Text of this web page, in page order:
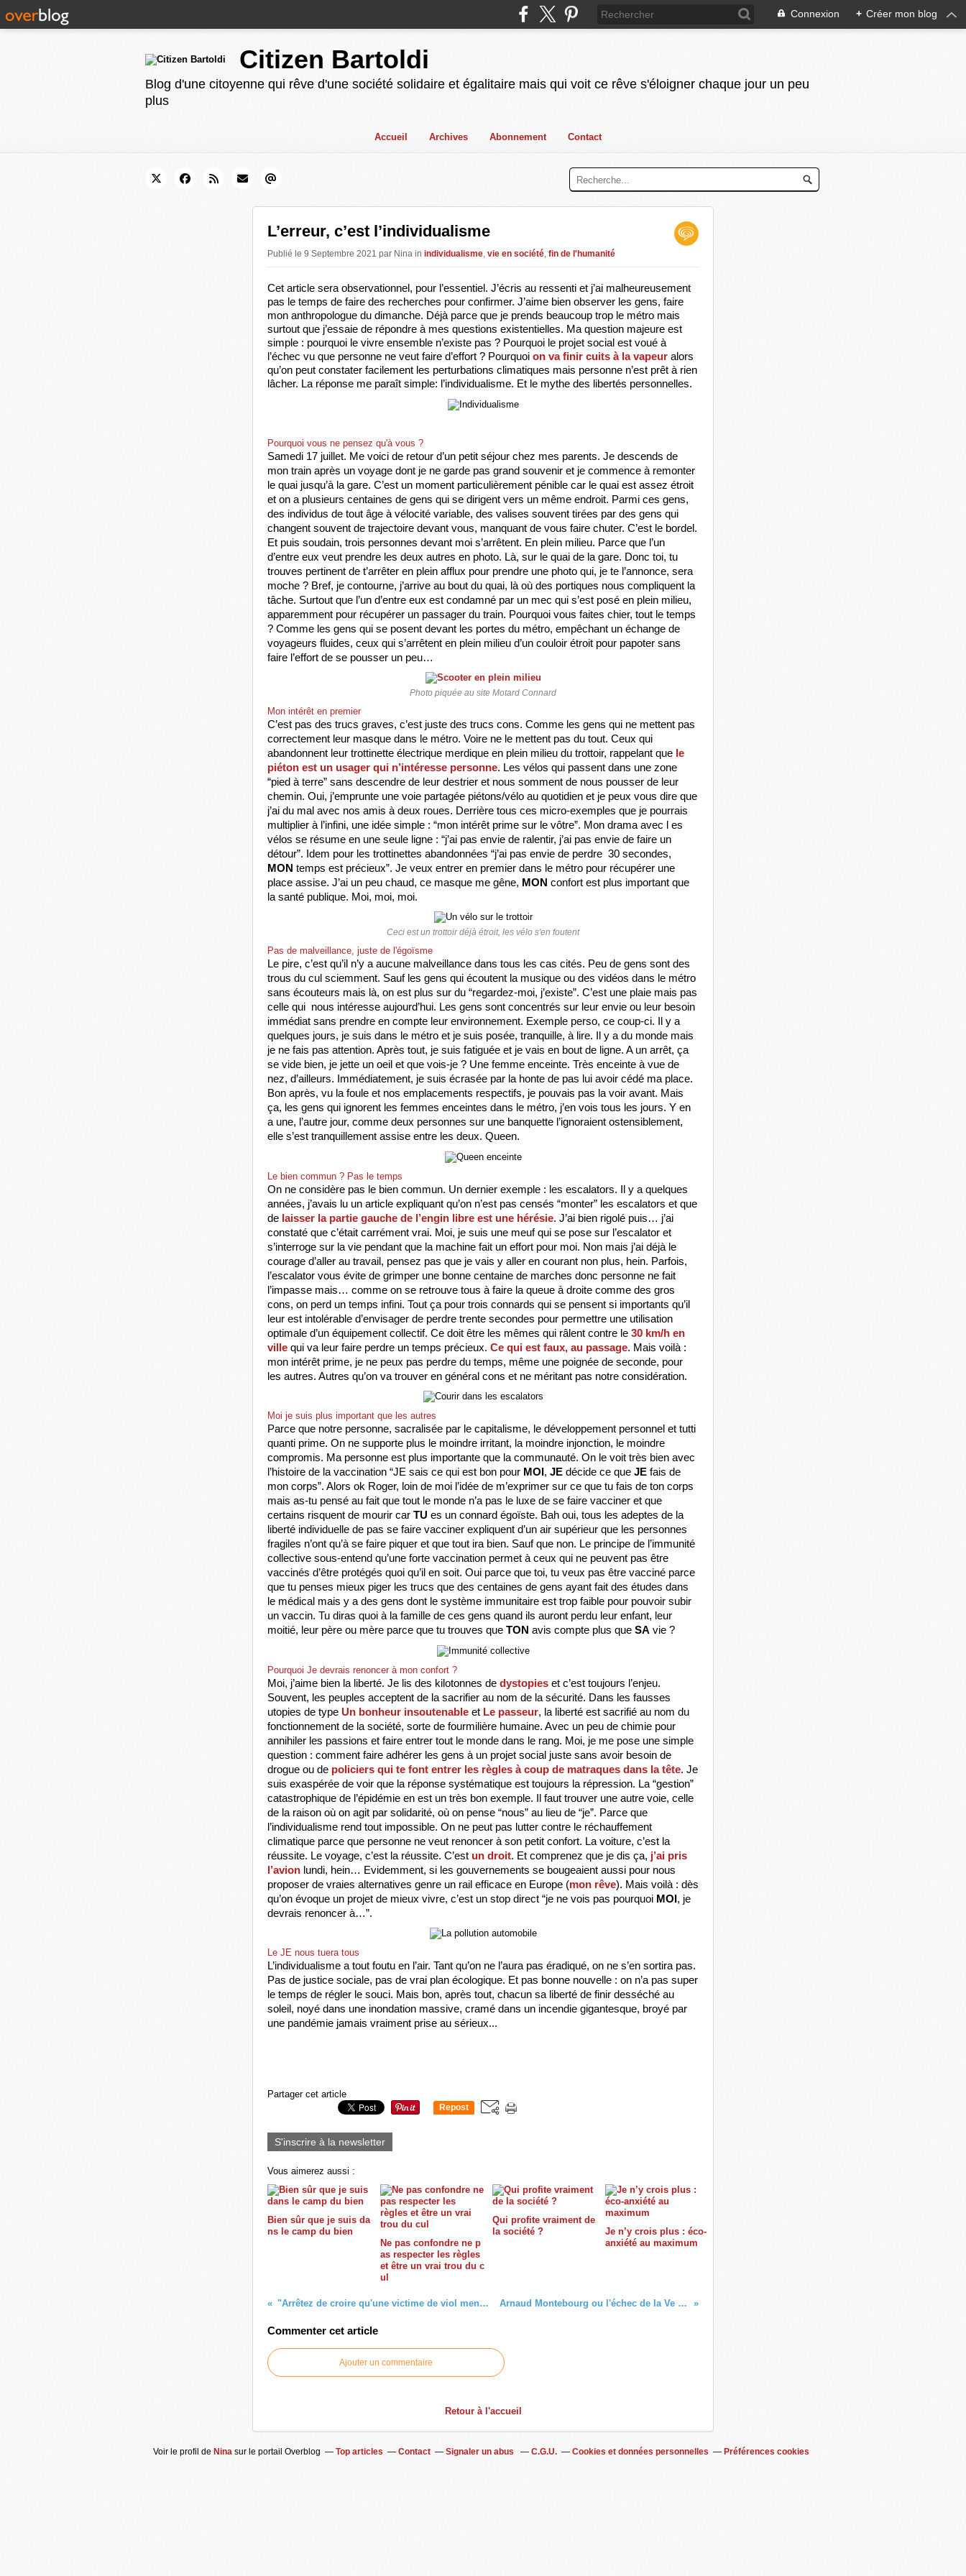
Connexion + Créer mon blog
Citizen Bartoldi
Blog d'une citoyenne qui rêve d'une société solidaire et égalitaire mais qui voit ce rêve s'éloigner chaque jour un peu
plus
Accueil Archives Abonnement Contact
L’erreur, c’est l’individualisme
Publié le 9 Septembre 2021 par Nina in individualisme, vie en société, fin de l'humanité
Cet article sera observationnel, pour l’essentiel. J’écris au ressenti et j’ai malheureusement
pas le temps de faire des recherches pour confirmer. J’aime bien observer les gens, faire
mon anthropologue du dimanche. Déjà parce que je prends beaucoup trop le métro mais
surtout que j’essaie de répondre à mes questions existentielles. Ma question majeure est
simple : pourquoi le vivre ensemble n’existe pas ? Pourquoi le projet social est voué à
l’échec vu que personne ne veut faire d’effort ? Pourquoi on va finir cuits à la vapeur alors
qu’on peut constater facilement les perturbations climatiques mais personne n’est prêt à rien
lâcher. La réponse me paraît simple: l’individualisme. Et le mythe des libertés personnelles.
Pourquoi vous ne pensez qu'à vous ?
Samedi 17 juillet. Me voici de retour d’un petit séjour chez mes parents. Je descends de
mon train après un voyage dont je ne garde pas grand souvenir et je commence à remonter
le quai jusqu’à la gare. C’est un moment particulièrement pénible car le quai est assez étroit
et on a plusieurs centaines de gens qui se dirigent vers un même endroit. Parmi ces gens,
des individus de tout âge à vélocité variable, des valises souvent tirées par des gens qui
changent souvent de trajectoire devant vous, manquant de vous faire chuter. C’est le bordel.
Et puis soudain, trois personnes devant moi s’arrêtent. En plein milieu. Parce que l’un
d’entre eux veut prendre les deux autres en photo. Là, sur le quai de la gare. Donc toi, tu
trouves pertinent de t’arrêter en plein afflux pour prendre une photo qui, je te l’annonce, sera
moche ? Bref, je contourne, j’arrive au bout du quai, là où des portiques nous compliquent la
tâche. Surtout que l’un d’entre eux est condamné par un mec qui s’est posé en plein milieu,
apparemment pour récupérer un passager du train. Pourquoi vous faites chier, tout le temps
? Comme les gens qui se posent devant les portes du métro, empêchant un échange de
voyageurs fluides, ceux qui s’arrêtent en plein milieu d’un couloir étroit pour papoter sans
faire l’effort de se pousser un peu…
Photo piquée au site Motard Connard
Mon intérêt en premier
C’est pas des trucs graves, c’est juste des trucs cons. Comme les gens qui ne mettent pas
correctement leur masque dans le métro. Voire ne le mettent pas du tout. Ceux qui
abandonnent leur trottinette électrique merdique en plein milieu du trottoir, rappelant que le
piéton est un usager qui n’intéresse personne. Les vélos qui passent dans une zone
“pied à terre” sans descendre de leur destrier et nous somment de nous pousser de leur
chemin. Oui, j’emprunte une voie partagée piétons/vélo au quotidien et je peux vous dire que
j’ai du mal avec nos amis à deux roues. Derrière tous ces micro-exemples que je pourrais
multiplier à l’infini, une idée simple : “mon intérêt prime sur le vôtre”. Mon drama avec l es
vélos se résume en une seule ligne : “j’ai pas envie de ralentir, j’ai pas envie de faire un
MON temps est précieux”. Je veux entrer en premier dans le métro pour récupérer une
place assise. J’ai un peu chaud, ce masque me gêne, MON confort est plus important que
la santé publique. Moi, moi, moi.
Ceci est un trottoir déjà étroit, les vélo s'en foutent
Pas de malveillance, juste de l'égoïsme
Le pire, c’est qu’il n’y a aucune malveillance dans tous les cas cités. Peu de gens sont des
trous du cul sciemment. Sauf les gens qui écoutent la musique ou des vidéos dans le métro
sans écouteurs mais là, on est plus sur du “regardez-moi, j’existe”. C’est une plaie mais pas
celle qui  nous intéresse aujourd’hui. Les gens sont concentrés sur leur envie ou leur besoin
immédiat sans prendre en compte leur environnement. Exemple perso, ce coup-ci. Il y a
quelques jours, je suis dans le métro et je suis posée, tranquille, à lire. Il y a du monde mais
je ne fais pas attention. Après tout, je suis fatiguée et je vais en bout de ligne. A un arrêt, ça
se vide bien, je jette un oeil et que vois-je ? Une femme enceinte. Très enceinte à vue de
nez, d’ailleurs. Immédiatement, je suis écrasée par la honte de pas lui avoir cédé ma place.
Bon après, vu la foule et nos emplacements respectifs, je pouvais pas la voir avant. Mais
ça, les gens qui ignorent les femmes enceintes dans le métro, j’en vois tous les jours. Y en
a une, l’autre jour, comme deux personnes sur une banquette l’ignoraient ostensiblement,
elle s’est tranquillement assise entre les deux. Queen.
Le bien commun ? Pas le temps
On ne considère pas le bien commun. Un dernier exemple : les escalators. Il y a quelques
années, j’avais lu un article expliquant qu’on n’est pas censés “monter” les escalators et que
de laisser la partie gauche de l’engin libre est une hérésie. J’ai bien rigolé puis… j’ai
constaté que c’était carrément vrai. Moi, je suis une meuf qui se pose sur l’escalator et
s’interroge sur la vie pendant que la machine fait un effort pour moi. Non mais j’ai déjà le
courage d’aller au travail, pensez pas que je vais y aller en courant non plus, hein. Parfois,
l’escalator vous évite de grimper une bonne centaine de marches donc personne ne fait
l’impasse mais… comme on se retrouve tous à faire la queue à droite comme des gros
cons, on perd un temps infini. Tout ça pour trois connards qui se pensent si importants qu’il
leur est intolérable d’envisager de perdre trente secondes pour permettre une utilisation
optimale d’un équipement collectif. Ce doit être les mêmes qui râlent contre le 30 km/h en
ville qui va leur faire perdre un temps précieux. Ce qui est faux, au passage. Mais voilà :
mon intérêt prime, je ne peux pas perdre du temps, même une poignée de seconde, pour
les autres. Autres qu’on va trouver en général cons et ne méritant pas notre considération.
Moi je suis plus important que les autres
Parce que notre personne, sacralisée par le capitalisme, le développement personnel et tutti
quanti prime. On ne supporte plus le moindre irritant, la moindre injonction, le moindre
compromis. Ma personne est plus importante que la communauté. On le voit très bien avec
l’histoire de la vaccination “JE sais ce qui est bon pour MOI , JE décide ce que JE fais de
mon corps”. Alors ok Roger, loin de moi l’idée de m’exprimer sur ce que tu fais de ton corps
mais as-tu pensé au fait que tout le monde n’a pas le luxe de se faire vacciner et que
certains risquent de mourir car TU es un connard égoïste. Bah oui, tous les adeptes de la
liberté individuelle de pas se faire vacciner expliquent d’un air supérieur que les personnes
fragiles n’ont qu’à se faire piquer et que tout ira bien. Sauf que non. Le principe de l’immunité
collective sous-entend qu’une forte vaccination permet à ceux qui ne peuvent pas être
vaccinés d’être protégés quoi qu’il en soit. Oui parce que toi, tu veux pas être vacciné parce
que tu penses mieux piger les trucs que des centaines de gens ayant fait des études dans
le médical mais y a des gens dont le système immunitaire est trop faible pour pouvoir subir
un vaccin. Tu diras quoi à la famille de ces gens quand ils auront perdu leur enfant, leur
moitié, leur père ou mère parce que tu trouves que TON avis compte plus que SA vie ?
Pourquoi Je devrais renoncer à mon confort ?
Moi, j’aime bien la liberté. Je lis des kilotonnes de dystopies et c’est toujours l’enjeu.
Souvent, les peuples acceptent de la sacrifier au nom de la sécurité. Dans les fausses
utopies de type Un bonheur insoutenable et Le passeur, la liberté est sacrifié au nom du
fonctionnement de la société, sorte de fourmilière humaine. Avec un peu de chimie pour
annihiler les passions et faire entrer tout le monde dans le rang. Moi, je me pose une simple
question : comment faire adhérer les gens à un projet social juste sans avoir besoin de
drogue ou de policiers qui te font entrer les règles à coup de matraques dans la tête. Je
suis exaspérée de voir que la réponse systématique est toujours la répression. La “gestion”
catastrophique de l’épidémie en est un très bon exemple. Il faut trouver une autre voie, celle
de la raison où on agit par solidarité, où on pense “nous” au lieu de “je”. Parce que
l’individualisme rend tout impossible. On ne peut pas lutter contre le réchauffement
climatique parce que personne ne veut renoncer à son petit confort. La voiture, c’est la
réussite. Le voyage, c’est la réussite. C’est un droit. Et comprenez que je dis ça, j’ai pris
l’avion lundi, hein… Evidemment, si les gouvernements se bougeaient aussi pour nous
proposer de vraies alternatives genre un rail efficace en Europe (mon rêve). Mais voilà : dès
qu’on évoque un projet de mieux vivre, c’est un stop direct “je ne vois pas pourquoi MOI , je
devrais renoncer à…”.
Le JE nous tuera tous
L’individualisme a tout foutu en l’air. Tant qu’on ne l’aura pas éradiqué, on ne s’en sortira pas.
Pas de justice sociale, pas de vrai plan écologique. Et pas bonne nouvelle : on n’a pas super
le temps de régler le souci. Mais bon, après tout, chacun sa liberté de finir desséché au
soleil, noyé dans une inondation massive, cramé dans un incendie gigantesque, broyé par
une pandémie jamais vraiment prise au sérieux...
Partager cet article
Repost
S'inscrire à la newsletter
Vous aimerez aussi :
Bien sûr que je suis da
ns le camp du bien
Ne pas confondre ne p
as respecter les règles
et être un vrai trou du c
ul
Qui profite vraiment de
la société ?
Je n’y crois plus : éco-
anxiété au maximum
"Arrêtez de croire qu'une victime de viol ment" challenge Arnaud Montebourg ou l'échec de la Ve République
Commenter cet article
Ajouter un commentaire
Retour à l'accueil
Voir le profil de Ninasur le portail Overblog Top articles Contact Signaler un abus C.G.U. Cookies et données personnelles Préférences cookies